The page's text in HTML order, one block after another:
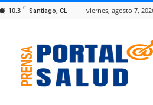
10.3 C Santiago, CL viernes, agosto 7,
Portal
Prensa
Salud